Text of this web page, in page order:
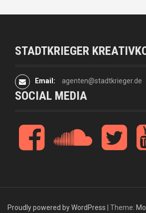
STADTKRIEGER
Email: agenten@stadtkrieger.de
SOCIAL MEDIA
f
c
Proudly powered by WordPress Theme: